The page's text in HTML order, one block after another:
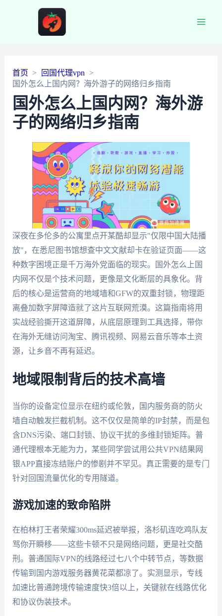
首页
回国代理vpn
国外怎么上国内网？海外游子的网络归乡指南
国外怎么上国内网？海外游
子的网络归乡指南
深夜在多伦多的公寓里点开某酷却显示"仅限中国大陆播
放"，在悉尼图书馆想查中文文献却卡在验证页面——这
种数字困境正是千万海外党面临的现实。国外怎么上国
内网不仅是个技术问题，更像是文化断层的具象化。背
后的核心是运营商的地域墙和GFW的双重封锁，物理距
离叠加数字屏障造就了这片互联网荒漠。这篇指南将用
实战经验撕开这道屏障，从底层原理到工具选择，带你
在海外无缝访问淘宝、腾讯视频、网易云音乐等本土资
源，让乡音不再有延迟。
地域限制背后的技术高墙
当你的设备定位显示在纽约或伦敦，国内服务商的防火
墙自动触发拦截机制。这不仅仅是简单的IP封禁，而是包
含DNS污染、端口封锁、协议干扰的多维封锁矩阵。普
通代理根本无能为力，某些同学尝试用公共VPN结果网
银APP直接冻结账户的惨剧并不罕见。真正需要的是专门
针对回国流量优化的专用隧道。
游戏加速的致命陷阱
在柏林打王者荣耀300ms延迟被举报，洛杉矶连吃鸡队友
骂你开瞬移——这些卡顿不只是网络问题，更是社交酷
刑。普通国际VPN的线路经过七八个中转节点，等数据
传输到国内游戏服务器黄花菜都凉了。实测显示，专线
加速比普通跨境传输速度快3倍以上，关键就在线路优化
和协议伪装技术。